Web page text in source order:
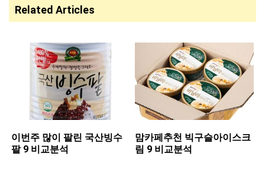
Related Articles
이번주 많이 팔린 ​국산빙수
팥 9 비교분석
맘카페추천 ​빅구슬아이스크
림 9 비교분석